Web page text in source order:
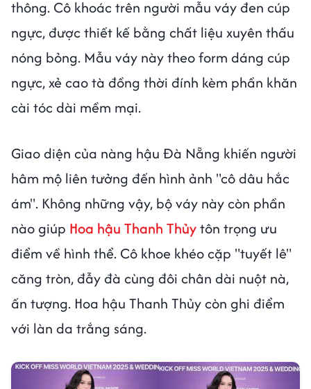
thông. Cô khoác trên người mẫu váy đen cúp
ngực, được thiết kế bằng chất liệu xuyên thấu
nóng bỏng. Mẫu váy này theo form dáng cúp
ngực, xẻ cao tà đồng thời đính kèm phần khăn
cài tóc dài mềm mại.
Giao diện của nàng hậu Đà Nẵng khiến người
hâm mộ liên tưởng đến hình ảnh "cô dâu hắc
ám". Không những vậy, bộ váy này còn phần
nào giúp Hoa hậu Thanh Thủytôn trọng ưu
điểm về hình thể. Cô khoe khéo cặp "tuyết lê"
căng tròn, đẫy đà cùng đôi chân dài nuột nà,
ấn tượng. Hoa hậu Thanh Thủy còn ghi điểm
với làn da trắng sáng.